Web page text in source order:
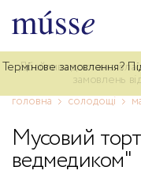
Дбайлива доставка
замовлень
Термінове замовлення?
головна солодощі
Мусовий
ведмедиком"